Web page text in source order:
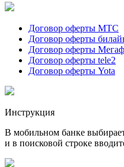
Договор оферты МТС
Договор оферты
Договор оферты
Договор оферты tele2
Договор оферты Yota
Инструкция
В мобильном банке
и в поисковой строке